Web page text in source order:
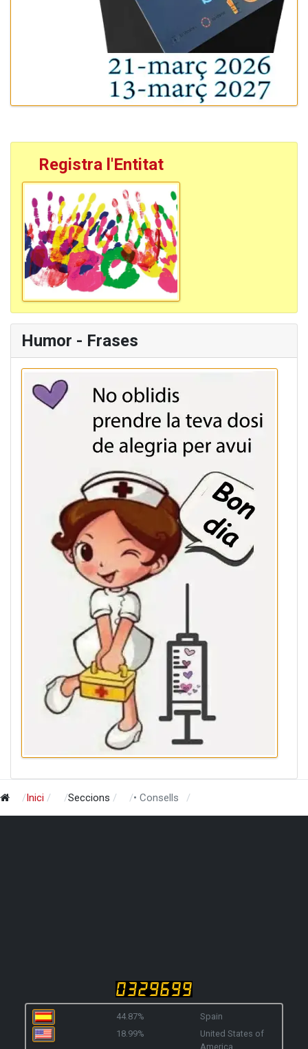
Registra l'Entitat
Humor - Frases
Inici Seccions • Consells
44.87%
Spain
18.99%
United States of
America